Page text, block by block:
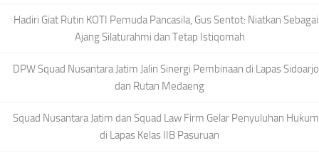
Hadiri Giat Rutin KOTI Pemuda Pancasila, Gus Sentot: Niatkan Sebagai
Ajang Silaturahmi dan Tetap Istiqomah
DPW Squad Nusantara Jatim Jalin Sinergi Pembinaan di Lapas Sidoarjo
dan Rutan Medaeng
Squad Nusantara Jatim dan Squad Law Firm Gelar Penyuluhan Hukum
di Lapas Kelas IIB Pasuruan